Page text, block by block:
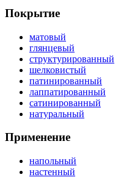
Покрытие
матовый
глянцевый
структурированный
шелковистый
патинированный
лаппатированный
сатинированный
натуральный
Применение
напольный
настенный